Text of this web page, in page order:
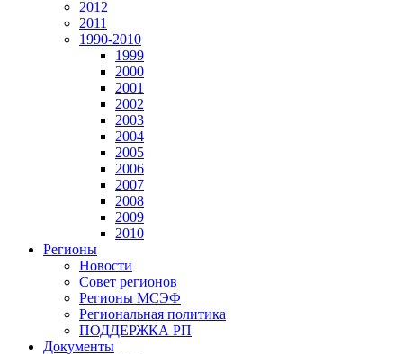
2012
2011
1990-2010
1999
2000
2001
2002
2003
2004
2005
2006
2007
2008
2009
2010
Регионы
Новости
Совет регионов
Регионы МСЭФ
Региональная политика
ПОДДЕРЖКА РП
Документы